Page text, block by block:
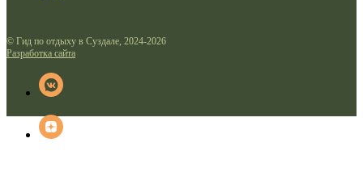
© Гид по отдыху в Суздале, 2024-2026
Разработка сайта